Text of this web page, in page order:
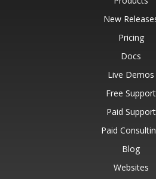
New
Pricing
Docs
Live Demos
Free Support
Paid Support
Paid
Blog
Websites